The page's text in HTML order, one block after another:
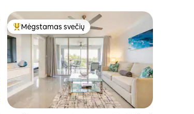
Svečių mėgstamiausias
Mėgstamas svečių